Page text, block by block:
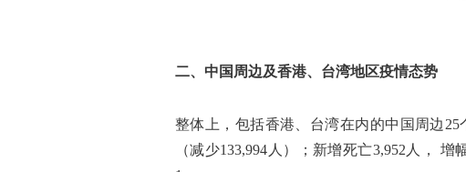
二、中国周边及香港、台湾地区疫情态势
整体上，包括香港、台湾在内的中国周边
（减少133,994人）；新增死亡3,952人，